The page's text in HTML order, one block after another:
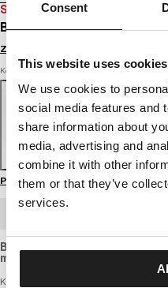
Consent
This website uses cookies
We use cookies to
social media features and
share information about
media, advertising and
combine it with other
them or that they’ve
services.
SALE
BLUZA ROZPINANA Z
Zaloguj się by zobaczyć ceny
Kolor: ice pink
Przewodnik po rozmiarach
Bluza o luźniejszym kroju,
materiału.
Klasyczny fason sportowej bluzy ale z